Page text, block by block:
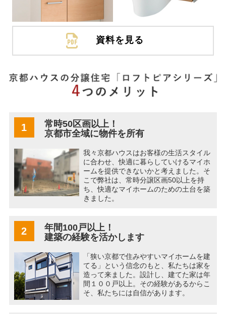
資料を見る
1
常時50区画以上！
京都市全域に物件を所有
我々京都ハウスはお客様の生活スタイル
に合わせ、快適に暮らしていけるマイホ
ームを提供できないかと考えました。そ
こで弊社は、常時分譲区画50以上を持
ち、快適なマイホームのための土台を築
きました。
2
年間100戸以上！
建築の経験を活かします
「狭い京都で住みやすいマイホームを建
てる」という信念のもと、私たちは家を
造って来ました。設計し、建てた家は年
間１００戸以上。その経験があるからこ
そ、私たちには自信があります。